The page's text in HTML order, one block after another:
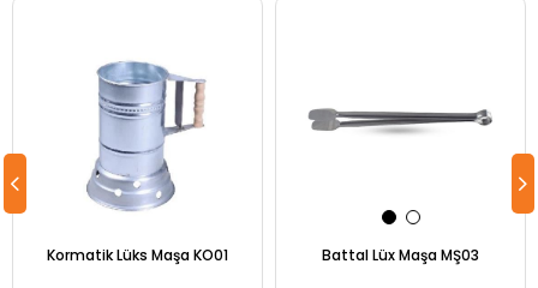
Kormatik Lüks Maşa KO01 Battal Lüx Maşa MŞ03